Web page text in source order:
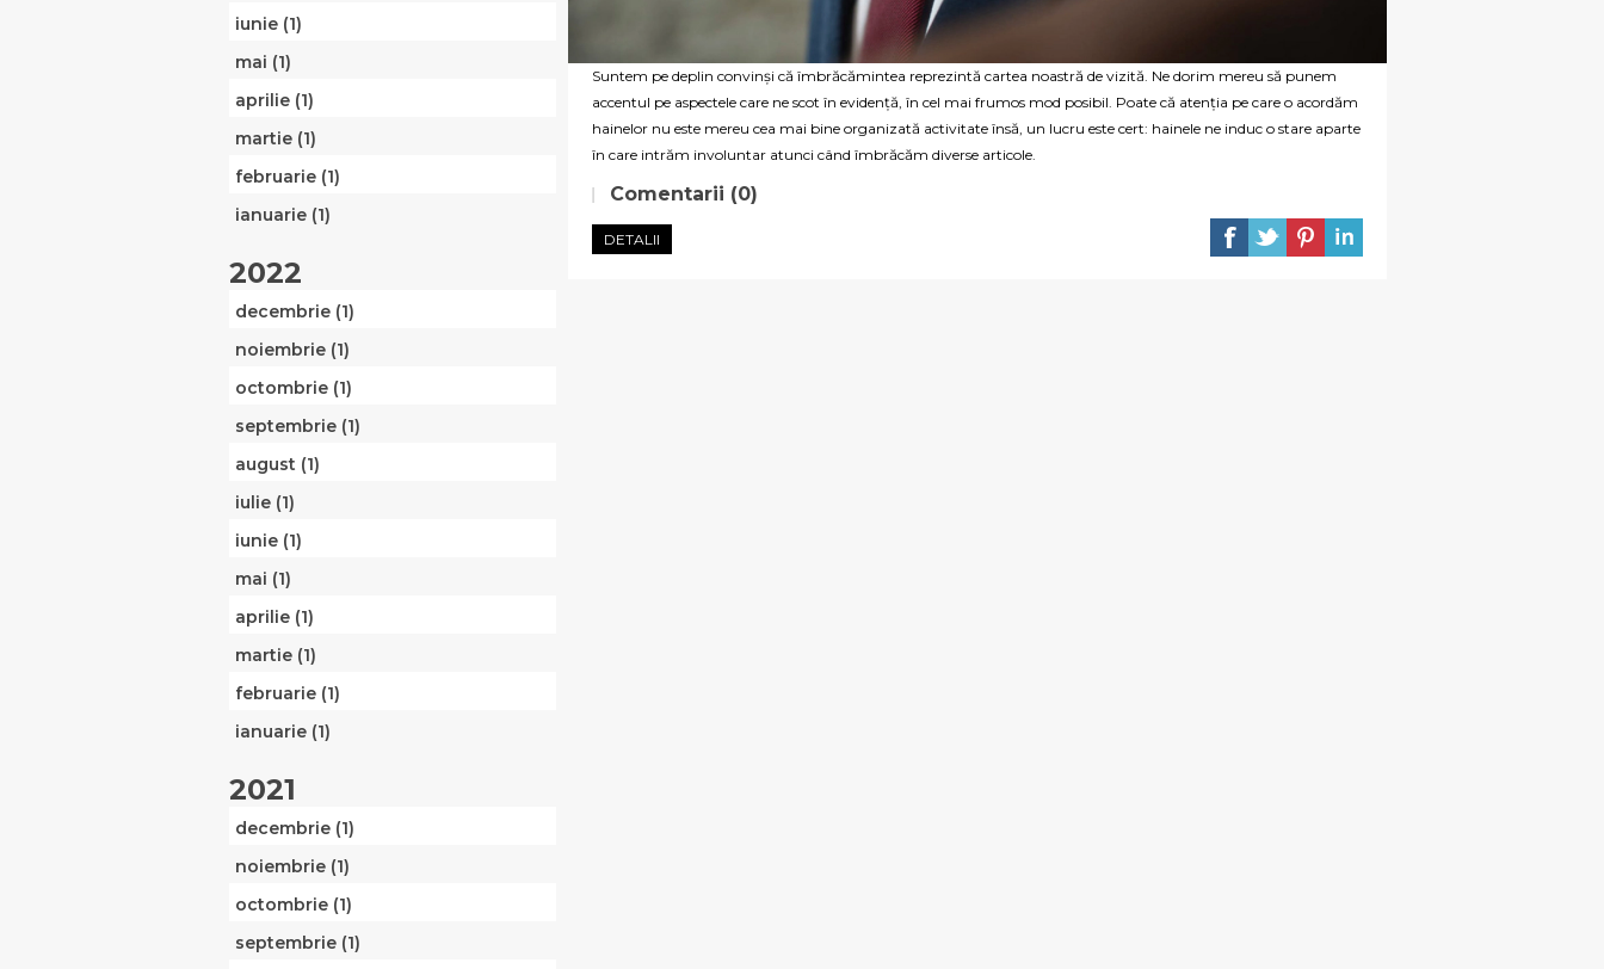
iunie (1)
mai (1)
aprilie (1)
martie (1)
februarie (1)
ianuarie (1)
2022
decembrie (1)
noiembrie (1)
octombrie (1)
septembrie (1)
august (1)
iulie (1)
iunie (1)
mai (1)
aprilie (1)
martie (1)
februarie (1)
ianuarie (1)
2021
decembrie (1)
noiembrie (1)
octombrie (1)
septembrie (1)
Suntem pe deplin convinși că îmbrăcămintea reprezintă cartea noastră de vizită. Ne dorim mereu să punem
accentul pe aspectele care ne scot în evidență, în cel mai frumos mod posibil. Poate că atenția pe care o acordăm
hainelor nu este mereu cea mai bine organizată activitate însă, un lucru este cert: hainele ne induc o stare aparte
în care intrăm involuntar atunci când îmbrăcăm diverse articole.
Comentarii (0)
DETALII